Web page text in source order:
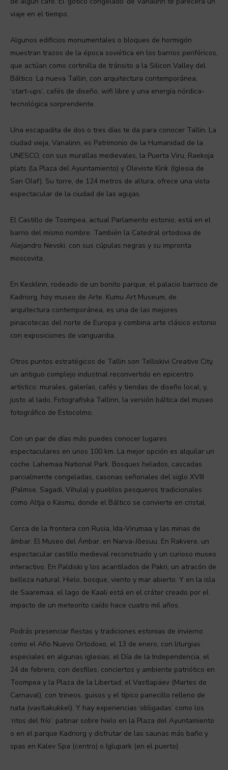
viaje en el tiempo.
Algunos edificios monumentales o bloques de hormigón
muestran trazos de la época soviética en los barrios periféricos,
que actúan como cortinilla de tránsito a la Silicon Valley del
Báltico. La nueva Tallin, con arquitectura contemporánea,
‘start-ups’, cafés de diseño, wifi libre y una energía nórdica-
tecnológica sorprendente.
Una escapadita de dos o tres días te da para conocer Tallin. La
ciudad vieja, Vanalinn, es Patrimonio de la Humanidad de la
UNESCO, con sus murallas medievales, la Puerta Viru, Raekoja
plats (la Plaza del Ayuntamiento) y Oleviste Kirik (Iglesia de
San Olaf). Su torre, de 124 metros de altura, ofrece una vista
espectacular de la ciudad de las agujas.
El Castillo de Toompea, actual Parlamento estonio, está en el
barrio del mismo nombre. También la Catedral ortodoxa de
Alejandro Nevski, con sus cúpulas negras y su impronta
moscovita.
En Kesklinn, rodeado de un bonito parque, el palacio barroco de
Kadriorg, hoy museo de Arte. Kumu Art Museum, de
arquitectura contemporánea, es una de las mejores
pinacotecas del norte de Europa y combina arte clásico estonio
con exposiciones de vanguardia.
Otros puntos estratégicos de Tallin son Telliskivi Creative City,
un antiguo complejo industrial reconvertido en epicentro
artístico: murales, galerías, cafés y tiendas de diseño local; y,
justo al lado, Fotografiska Tallinn, la versión báltica del museo
fotográfico de Estocolmo.
Con un par de días más puedes conocer lugares
espectaculares en unos 100 km. La mejor opción es alquilar un
coche. Lahemaa National Park. Bosques helados, cascadas
parcialmente congeladas, casonas señoriales del siglo XVIII
(Palmse, Sagadi, Vihula) y pueblos pesqueros tradicionales
como Altja o Käsmu, donde el Báltico se convierte en cristal.
Cerca de la frontera con Rusia, Ida-Virumaa y las minas de
ámbar. El Museo del Ámbar, en Narva-Jõesuu. En Rakvere, un
espectacular castillo medieval reconstruido y un curioso museo
interactivo. En Paldiski y los acantilados de Pakri, un atracón de
belleza natural. Hielo, bosque, viento y mar abierto. Y en la isla
de Saaremaa, el lago de Kaali está en el cráter creado por el
impacto de un meteorito caído hace cuatro mil años.
Podrás presenciar fiestas y tradiciones estonias de invierno
como el Año Nuevo Ortodoxo, el 13 de enero, con liturgias
especiales en algunas iglesias; el Día de la Independencia, el
24 de febrero, con desfiles, conciertos y ambiente patriótico en
Toompea y la Plaza de la Libertad; el Vastlapäev (Martes de
Carnaval), con trineos, guisos y el típico panecillo relleno de
nata (vastlakukkel). Y hay experiencias ‘obligadas’ como los
‘ritos del frío’: patinar sobre hielo en la Plaza del Ayuntamiento
o en el parque Kadriorg y disfrutar de las saunas más baño y
spas en Kalev Spa (centro) o Iglupark (en el puerto).